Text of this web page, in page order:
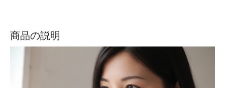
商品の説明